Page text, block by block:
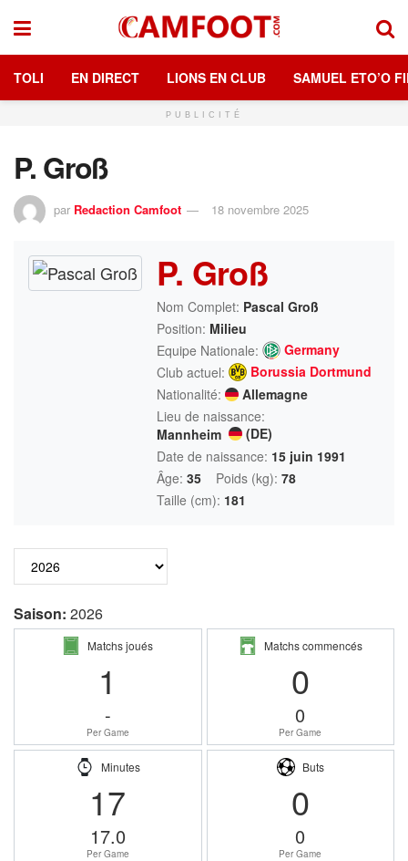
TOLI EN DIRECT LIONS EN CLUB SAMUEL ETO’O
PUBLICITÉ
P. Groß
par Redaction Camfoot 18 novembre 2025
P. Groß
Nom Complet: Pascal Groß
Position: Milieu
Equipe Nationale:
Germany
Club actuel:
Borussia Dortmund
Nationalité:
Allemagne
Lieu de naissance:
Mannheim
(DE)
Date de naissance: 15 juin 1991
Âge: 35 Poids (kg): 78
Taille (cm): 181
Saison: 2026
Matchs joués
1
-
Per Game
Matchs commencés
0
0
Per Game
Minutes
17
17.0
Per Game
Buts
0
0
Per Game